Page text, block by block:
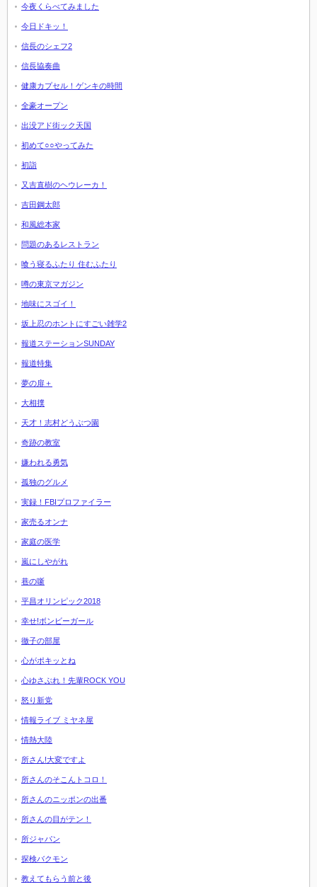
今夜くらべてみました
今日ドキッ！
信長のシェフ2
信長協奏曲
健康カプセル！ゲンキの時間
全豪オープン
出没アド街ック天国
初めて○○やってみた
初詣
又吉直樹のヘウレーカ！
吉田鋼太郎
和風総本家
問題のあるレストラン
喰う寝るふたり 住むふたり
噂の東京マガジン
地味にスゴイ！
坂上忍のホントにすごい雑学2
報道ステーションSUNDAY
報道特集
夢の扉＋
大相撲
天才！志村どうぶつ園
奇跡の教室
嫌われる勇気
孤独のグルメ
実録！FBIプロファイラー
家売るオンナ
家庭の医学
嵐にしやがれ
巷の噺
平昌オリンピック2018
幸せ!ボンビーガール
徹子の部屋
心がポキッとね
心ゆさぶれ！先輩ROCK YOU
怒り新党
情報ライブ ミヤネ屋
情熱大陸
所さん!大変ですよ
所さんのそこんトコロ！
所さんのニッポンの出番
所さんの目がテン！
所ジャパン
探検バクモン
教えてもらう前と後